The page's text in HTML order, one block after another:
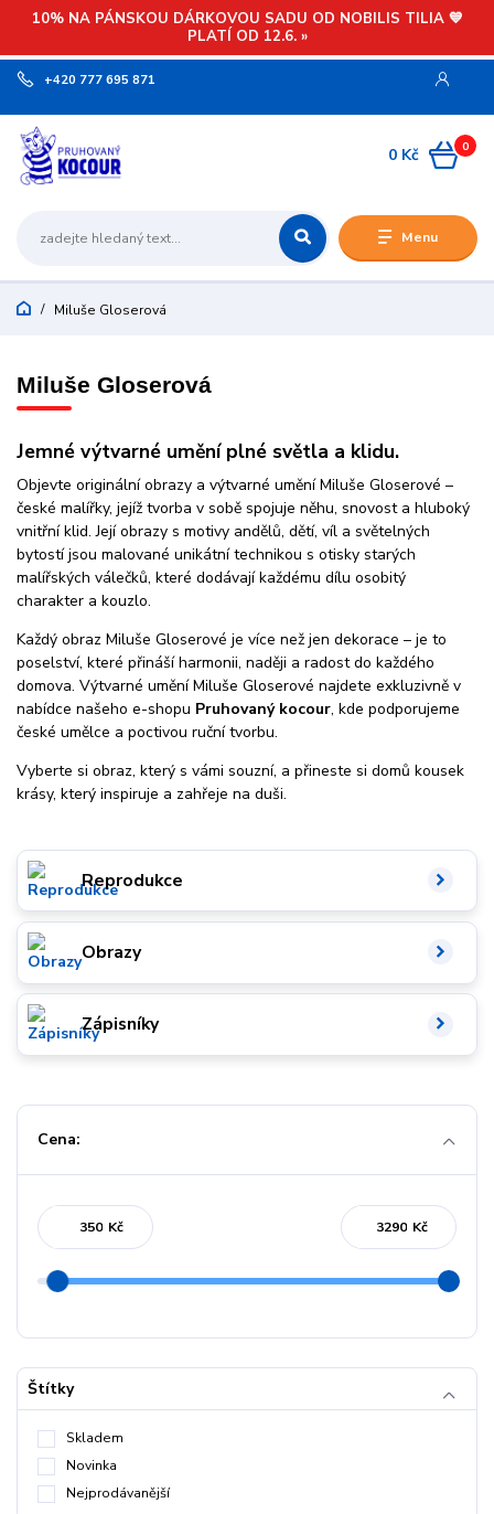
10% NA PÁNSKOU DÁRKOVOU SADU OD NOBILIS TILIA 💙
PLATÍ OD 12.6. »
Menu
+420 777 695 871
0
0 Kč
Miluše Gloserová
Miluše Gloserová
Jemné výtvarné umění plné světla a klidu.
Objevte originální obrazy a výtvarné umění Miluše Gloserové –
české malířky, jejíž tvorba v sobě spojuje něhu, snovost a hluboký
vnitřní klid. Její obrazy s motivy andělů, dětí, víl a světelných
bytostí jsou malované unikátní technikou s otisky starých
malířských válečků, které dodávají každému dílu osobitý
charakter a kouzlo.
Každý obraz Miluše Gloserové je více než jen dekorace – je to
poselství, které přináší harmonii, naději a radost do každého
domova. Výtvarné umění Miluše Gloserové najdete exkluzivně v
nabídce našeho e-shopu Pruhovaný kocour, kde podporujeme
české umělce a poctivou ruční tvorbu.
Vyberte si obraz, který s vámi souzní, a přineste si domů kousek
krásy, který inspiruje a zahřeje na duši.
Reprodukce
Obrazy
Zápisníky
Cena:
Kč Kč
Štítky
Skladem
Novinka
Nejprodávanější